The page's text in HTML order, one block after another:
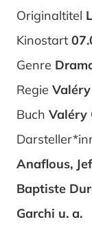
Originaltitel
Kinostart
Genre
Regie
Buch Valéry
Anaflous,
Baptiste
Garchi u. a.